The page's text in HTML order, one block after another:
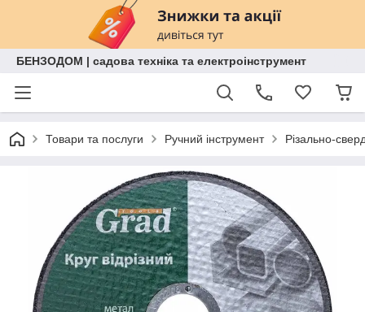
БЕНЗОДОМ | садова техніка та електроінструмент
Товари та послуги Ручний інструмент Різально-